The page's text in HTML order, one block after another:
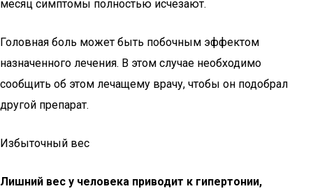
месяц симптомы полностью исчезают.
Головная боль может быть побочным эффектом
назначенного лечения. В этом случае необходимо
сообщить об этом лечащему врачу, чтобы он подобрал
другой препарат.
Избыточный вес
Лишний вес у человека приводит к гипертонии,